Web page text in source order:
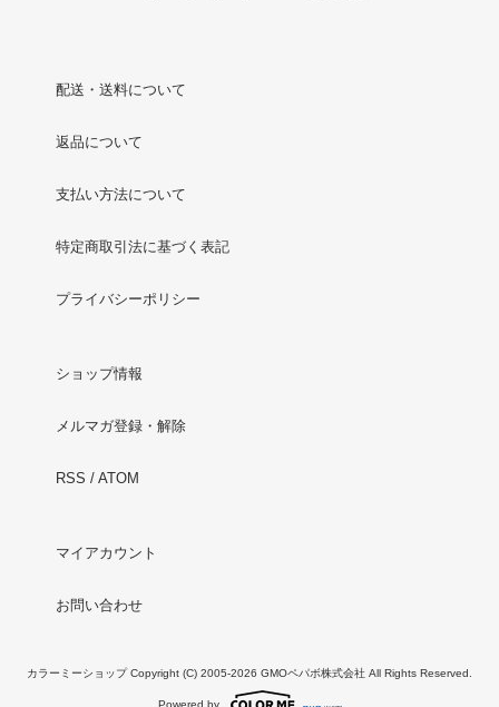
配送・送料について
返品について
支払い方法について
特定商取引法に基づく表記
プライバシーポリシー
ショップ情報
メルマガ登録・解除
RSS / ATOM
マイアカウント
お問い合わせ
カラーミーショップCopyright (C) 2005-2026 GMOペパボ株式会社 All Rights Reserved.
Powered by